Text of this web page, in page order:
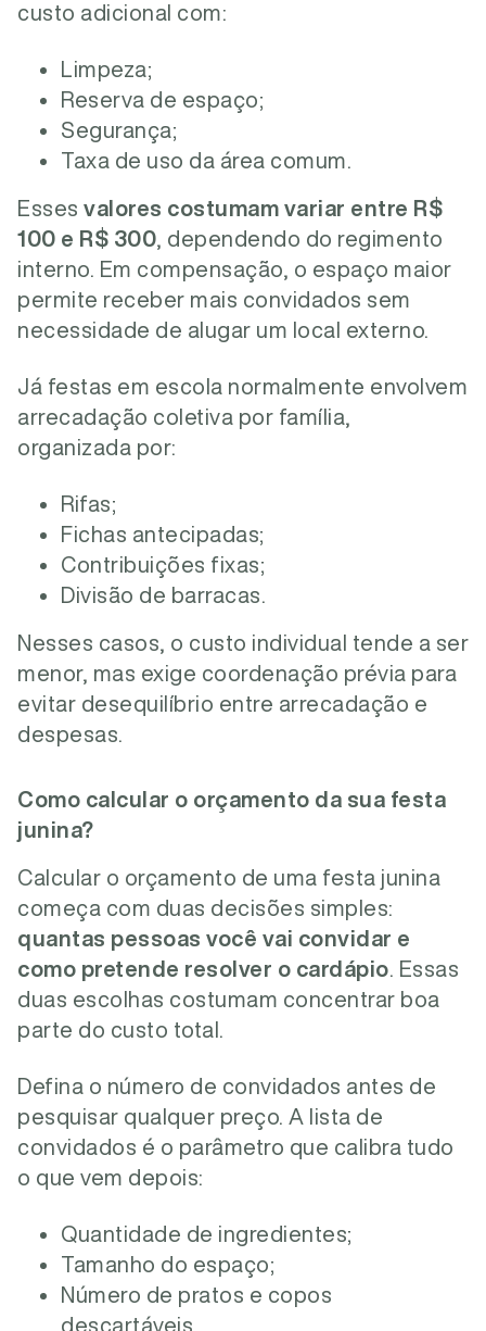
custo adicional com:
Limpeza;
Reserva de espaço;
Segurança;
Taxa de uso da área comum.
Esses valores costumam variar entre R$
100 e R$ 300 , dependendo do regimento
interno. Em compensação, o espaço maior
permite receber mais convidados sem
necessidade de alugar um local externo.
Já festas em escola normalmente envolvem
arrecadação coletiva por família,
organizada por:
Rifas;
Fichas antecipadas;
Contribuições fixas;
Divisão de barracas.
Nesses casos, o custo individual tende a ser
menor, mas exige coordenação prévia para
evitar desequilíbrio entre arrecadação e
despesas.
Como calcular o orçamento da sua festa
junina?
Calcular o orçamento de uma festa junina
começa com duas decisões simples:
quantas pessoas você vai convidar e
como pretende resolver o cardápio . Essas
duas escolhas costumam concentrar boa
parte do custo total.
Defina o número de convidados antes de
pesquisar qualquer preço. A lista de
convidados é o parâmetro que calibra tudo
o que vem depois:
Quantidade de ingredientes;
Tamanho do espaço;
Número de pratos e copos
descartáveis.